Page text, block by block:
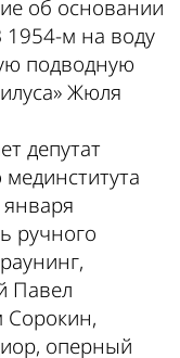
об основании
1954-м на воду
подводную
Жюля
депутат
ручного
Павел
Сорокин,
оперный